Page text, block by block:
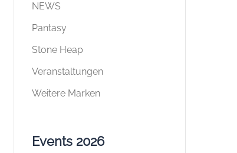
NEWS
Pantasy
Stone Heap
Veranstaltungen
Weitere Marken
Events 2026